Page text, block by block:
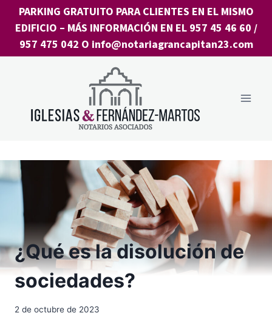
Saltar
contenido
PARKING GRATUITO PARA CLIENTES EN EL MISMO
EDIFICIO – MÁS INFORMACIÓN EN EL 957 45 46 60 /
957 475 042 O info@notariagrancapitan23.com
¿Qué es la disolución de
sociedades?
2 de octubre de 2023